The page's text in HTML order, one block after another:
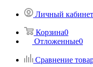
Личный кабинет
Корзина0
Отложенные0
Сравнение